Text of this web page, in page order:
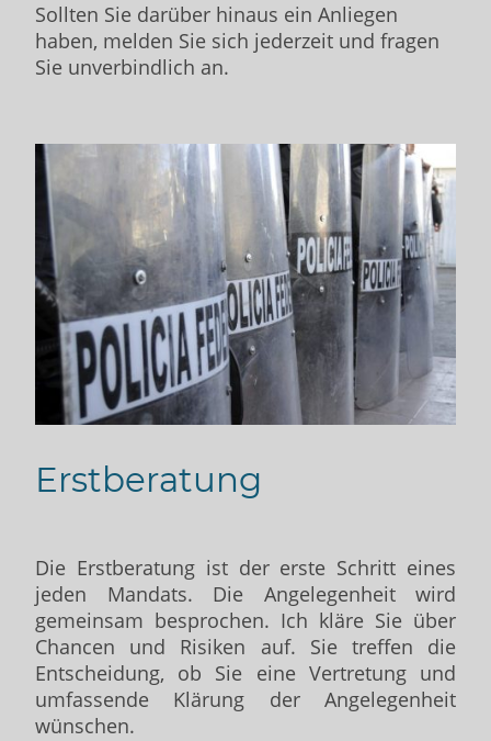
Sollten Sie darüber hinaus ein Anliegen
haben, melden Sie sich jederzeit und fragen
Sie unverbindlich an.
Erstberatung
Die Erstberatung ist der erste Schritt eines
jeden Mandats. Die Angelegenheit wird
gemeinsam besprochen. Ich kläre Sie über
Chancen und Risiken auf. Sie treffen die
Entscheidung, ob Sie eine Vertretung und
umfassende Klärung der Angelegenheit
wünschen.